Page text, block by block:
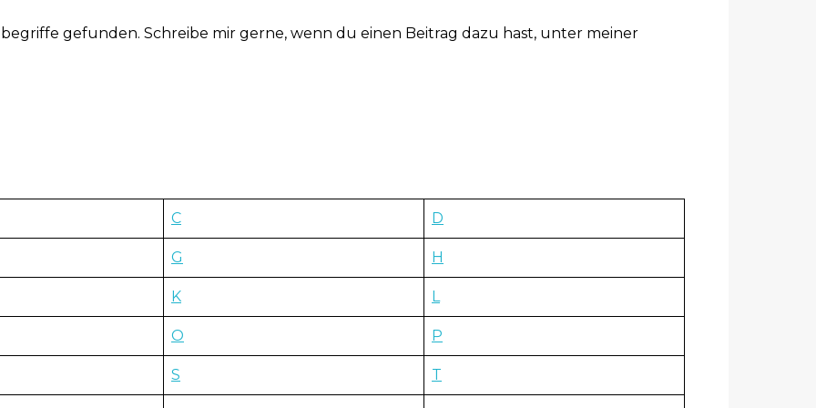
gefunden. Schreibe mir gerne, wenn du einen Beitrag dazu hast, unter meiner
C D
G H
K L
O P
S T